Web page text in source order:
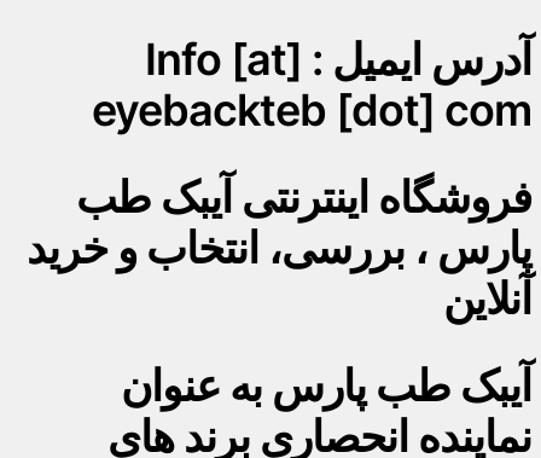
آدرس ایمیل : Info [at]
eyebackteb [dot] com
فروشگاه اینترنتی آیبک طب
پارس ، بررسی، انتخاب و خرید
آنلاین
آیبک طب پارس به عنوان
نماینده انحصاری برند های